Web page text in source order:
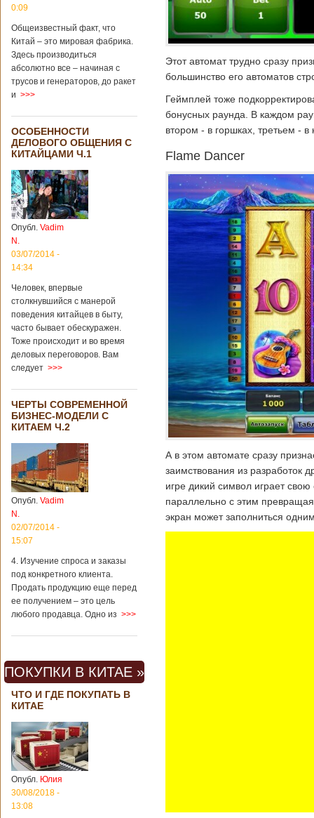
0:09
Общеизвестный факт, что
Китай – это мировая фабрика.
Здесь производиться
абсолютно все – начиная с
трусов и генераторов, до ракет
и >>>
ОСОБЕННОСТИ
ДЕЛОВОГО ОБЩЕНИЯ С
КИТАЙЦАМИ Ч.1
Опубл. Vadim
N.
03/07/2014 -
14:34
Человек, впервые
столкнувшийся с манерой
поведения китайцев в быту,
часто бывает обескуражен.
Тоже происходит и во время
деловых переговоров. Вам
следует >>>
ЧЕРТЫ СОВРЕМЕННОЙ
БИЗНЕС-МОДЕЛИ С
КИТАЕМ Ч.2
Опубл. Vadim
N.
02/07/2014 -
15:07
4. Изучение спроса и заказы
под конкретного клиента.
Продать продукцию еще перед
ее получением – это цель
любого продавца. Одно из >>>
ПОКУПКИ В КИТАЕ »
ЧТО И ГДЕ ПОКУПАТЬ В
КИТАЕ
Опубл. Юлия
30/08/2018 -
13:08
Этот автомат трудно сразу
большинство его автоматов
Геймплей тоже
бонусных раунда. В каждом
втором - в горшках, третьем -
Flame Dancer
А в этом автомате сразу
заимствования из разработок
игре дикий символ играет
параллельно с этим
экран может заполниться